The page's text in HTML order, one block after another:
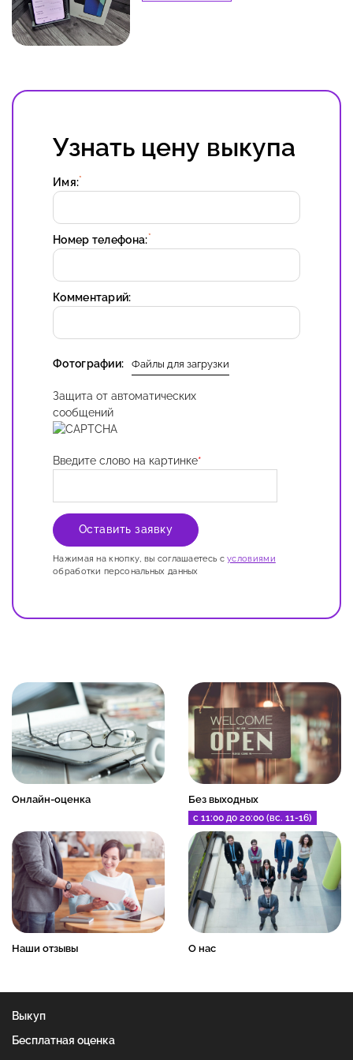
Узнать цену выкупа
Имя:*
Номер телефона:*
Комментарий:
Фотографии: Файлы для загрузки
Защита от автоматических
сообщений
Введите слово на картинке*
Нажимая на кнопку, вы соглашаетесь сусловиями
обработки персональных данных
Онлайн-оценка Без выходных
с 11:00 до 20:00 (вс. 11-16)
Наши отзывы О нас
Выкуп
Бесплатная оценка